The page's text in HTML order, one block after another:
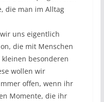
die man im Alltag
uns eigentlich
die mit Menschen
besonderen
wollen wir
offen, wenn ihr
Momente, die ihr